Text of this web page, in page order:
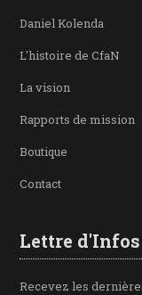
Daniel Kolenda
L'histoire de CfaN
La vision
Rapports de mission
Boutique
Contact
Lettre d'Infos
Recevez les